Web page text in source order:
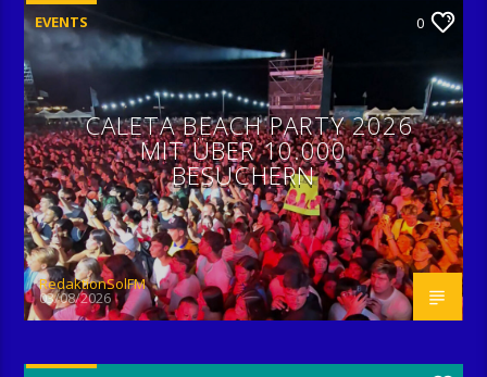
EVENTS 0
CALETA BEACH PARTY 2026
MIT ÜBER 10.000
BESUCHERN
RedaktionSolFM
03/08/2026